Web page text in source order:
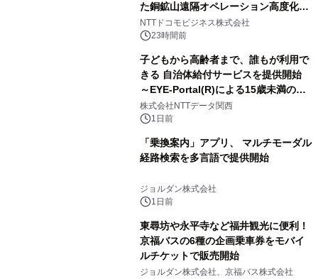
た銅鉱山遠隔オペレーション高度化に
向けた調査・実証を開始
NTTドコモビジネス株式会社
23時間前
子どもから高齢者まで、誰もが利用で
きる 自治体給付サービスを提供開始
～EYE-Portal(R)による15歳未満の本
人認証と デジタルデバイド対策で実現
～
株式会社NTTデータ関西
1日前
「乗換案内」アプリ、 マルチモーダル
経路検索を多言語で提供開始
ジョルダン株式会社
1日前
東尋坊や永平寺など福井観光に便利！
京福バスの6種の企画乗車券をモバイ
ルチケットで販売開始
ジョルダン株式会社、京福バス株式会社